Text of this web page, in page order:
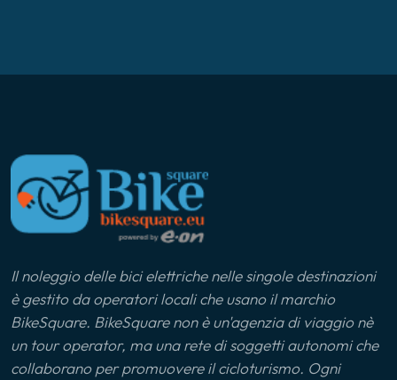
Il noleggio delle bici elettriche nelle singole destinazioni
è gestito da operatori locali che usano il marchio
BikeSquare. BikeSquare non è un'agenzia di viaggio nè
un tour operator, ma una rete di soggetti autonomi che
collaborano per promuovere il cicloturismo. Ogni